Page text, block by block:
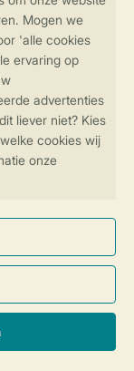
&
en banners
Landal